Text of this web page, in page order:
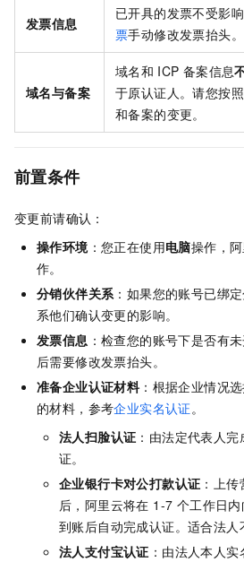
发票信息
已开具的发票不受影
票手动修改发票抬头。
域名与备案
域名和 ICP 备案信息
于原认证人。请您按
和备案的变更。
前置条件
变更前请确认：
操作环境：您正在使用电脑操作，
作。
分销伙伴关系：如果您的账号已绑
系他们确认变更的影响。
发票信息 ：检查您的账号下是否有
后需要修改发票抬头。
准备企业认证材料：根据企业情况
的材料，参考企业实名认证。
法人扫脸认证 ：由法定代表人
证。
企业银行卡对公打款认证 ：上
后，阿里云将在 1-7 个工作日内
到账后自动完成认证。适合法人
法人支付宝认证 ：由法人本人